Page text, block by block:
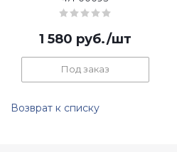
1 580 руб./шт
Под заказ
Возврат к списку